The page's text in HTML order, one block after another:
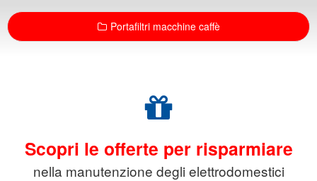
Portafiltri macchine caffè
Scopri le offerte per risparmiare
nella manutenzione degli elettrodomestici